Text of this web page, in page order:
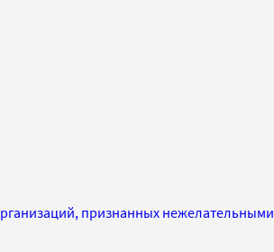
признанных нежелательными